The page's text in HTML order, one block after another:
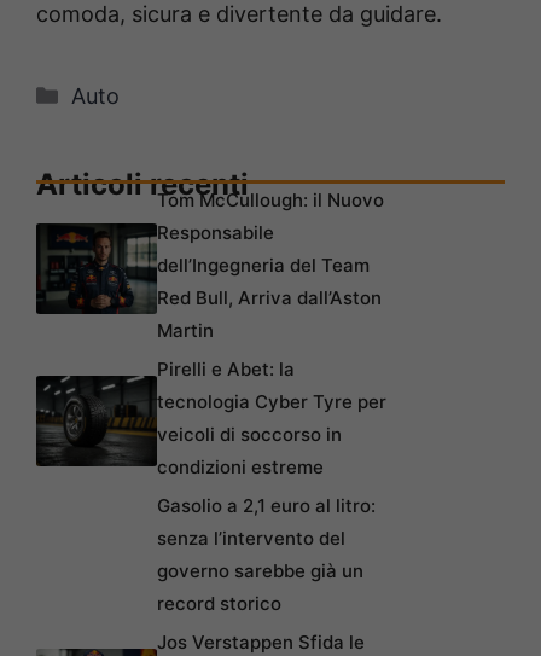
comoda, sicura e divertente da guidare.
Categorie
Auto
Articoli recentiTom McCullough: il Nuovo
Responsabile
dell’Ingegneria del Team
Red Bull, Arriva dall’Aston
Martin
Pirelli e Abet: la
tecnologia Cyber Tyre per
veicoli di soccorso in
condizioni estreme
Gasolio a 2,1 euro al litro:
senza l’intervento del
governo sarebbe già un
record storico
Jos Verstappen Sfida le